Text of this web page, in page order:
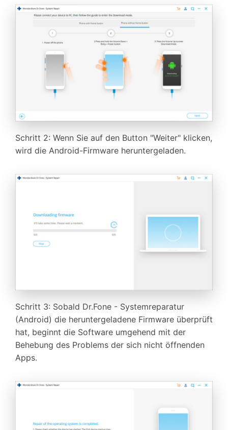
Schritt 2: Wenn Sie auf den Button "Weiter" klicken,
wird die Android-Firmware heruntergeladen.
Schritt 3: Sobald Dr.Fone - Systemreparatur
(Android) die heruntergeladene Firmware überprüft
hat, beginnt die Software umgehend mit der
Behebung des Problems der sich nicht öffnenden
Apps.